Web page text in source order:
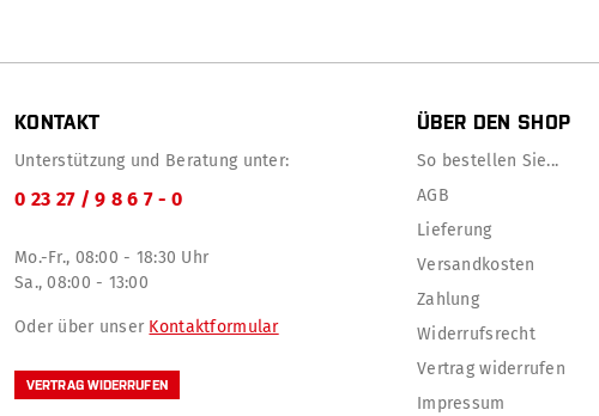
KONTAKT
Unterstützung und Beratung unter:
0 23 27 / 9 8 6 7 - 0
Mo.-Fr., 08:00 - 18:30 Uhr
Sa., 08:00 - 13:00
Oder über unser Kontaktformular
VERTRAG WIDERRUFEN
ÜBER DEN SHOP
So bestellen Sie...
AGB
Lieferung
Versandkosten
Zahlung
Widerrufsrecht
Vertrag widerrufen
Impressum